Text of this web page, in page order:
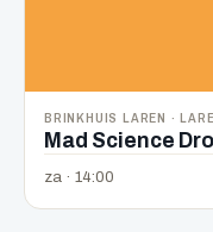
BRINKHUIS LAREN ·
Mad Science
za · 14:00